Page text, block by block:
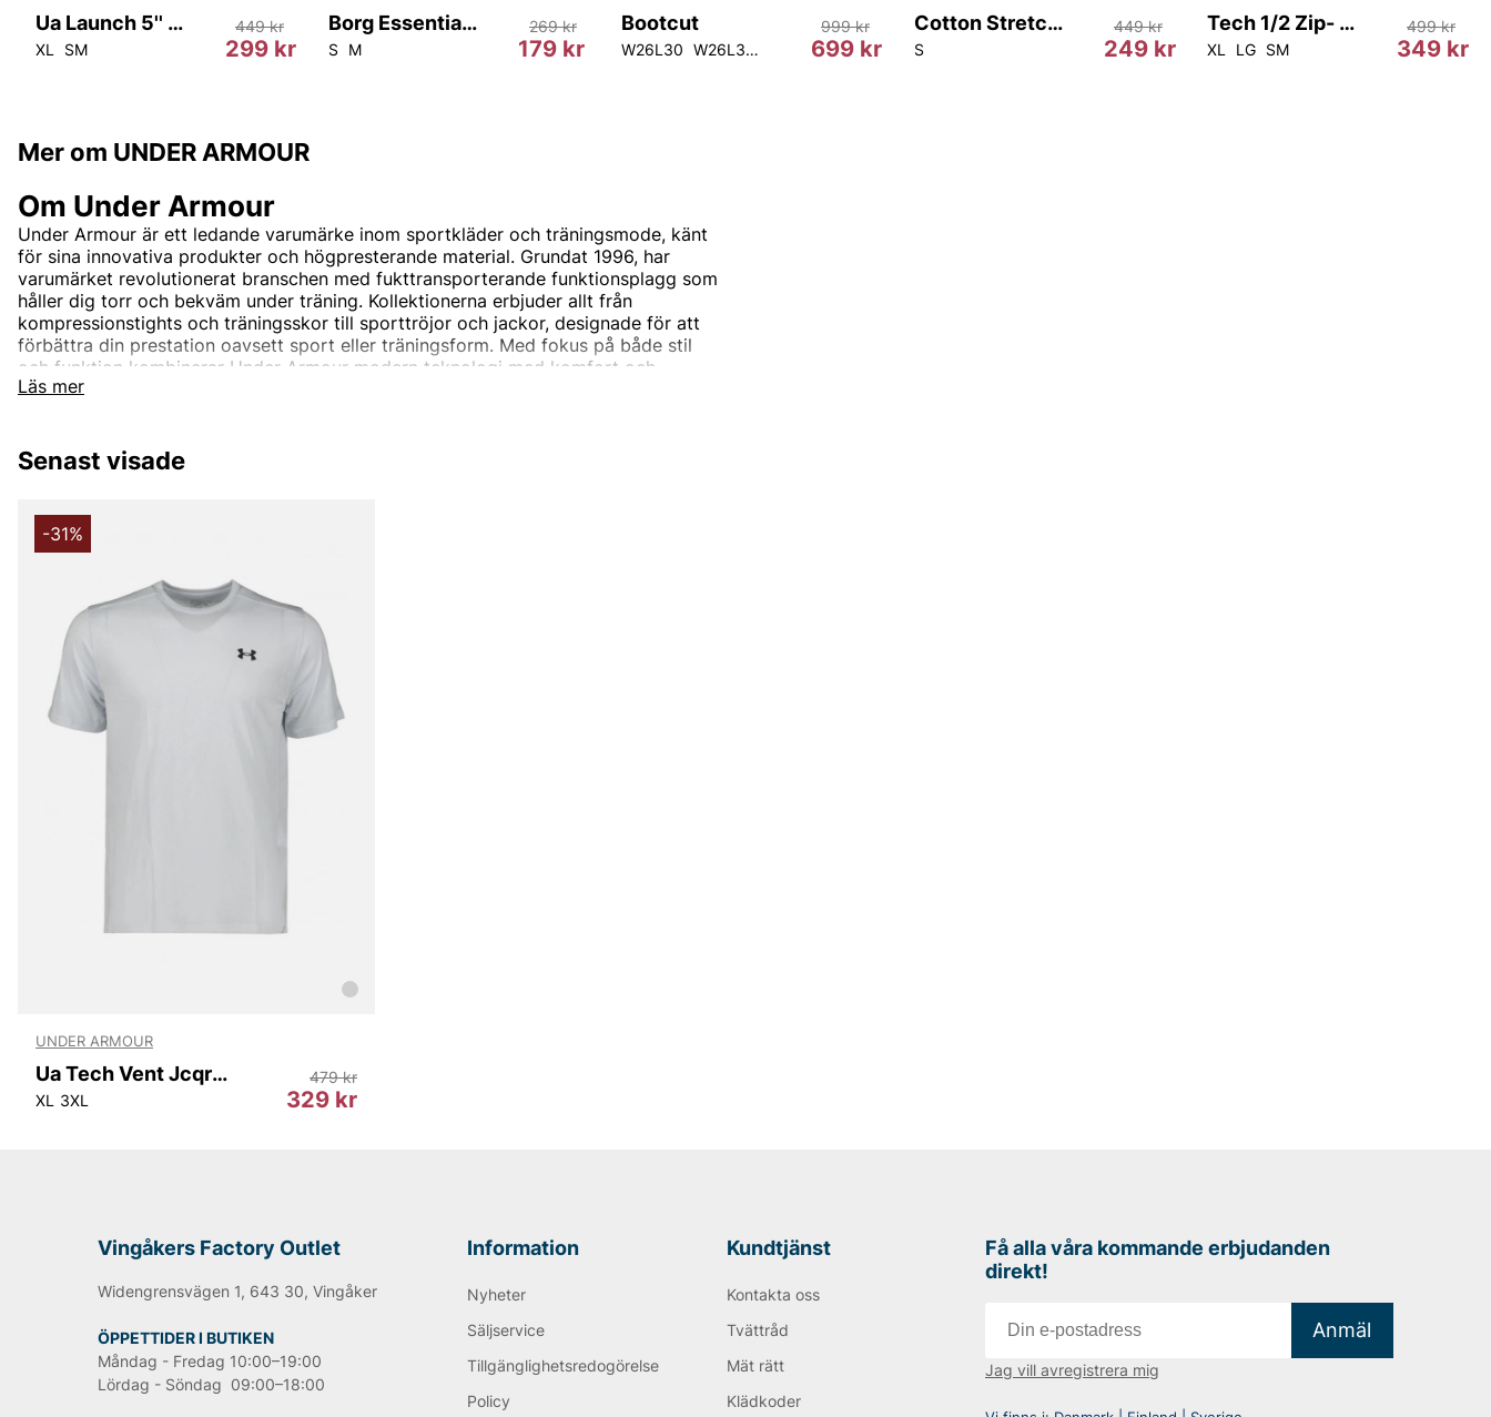
Ua Launch 5'' Shorts
XL SM 299 kr
449 kr Borg Essential 1 T-shirt
S M 179 kr
269 kr Bootcut
W26L30 W26L32 W27L32 W29L34
699 kr
999 kr Cotton Stretch Boxer 3P
S 249 kr
449 kr Tech 1/2 Zip- Twist
XL LG SM 349 kr
499 kr
Mer om UNDER ARMOUR
Läs mer
Om Under Armour
Under Armour är ett ledande varumärke inom sportkläder och träningsmode, känt
för sina innovativa produkter och högpresterande material. Grundat 1996, har
varumärket revolutionerat branschen med fukttransporterande funktionsplagg som
håller dig torr och bekväm under träning. Kollektionerna erbjuder allt från
kompressionstights och träningsskor till sporttröjor och jackor, designade för att
förbättra din prestation oavsett sport eller träningsform. Med fokus på både stil
och funktion kombinerar Under Armour modern teknologi med komfort och
hållbarhet. Oavsett om du tränar på gymmet, löper i spåret eller tävlar på hög nivå,
Senast visade
-31%
UNDER ARMOUR
Ua Tech Vent Jcqrd Ss
XL 3XL 329 kr
479 kr
Vingåkers Factory Outlet
Widengrensvägen 1, 643 30, Vingåker
ÖPPETTIDER I BUTIKEN
Måndag - Fredag 10:00–19:00
Lördag - Söndag 09:00–18:00
Information
Nyheter
Säljservice
Tillgänglighetsredogörelse
Policy
Kundtjänst
Kontakta oss
Tvättråd
Mät rätt
Klädkoder
Få alla våra kommande erbjudanden
direkt!
Anmäl
Jag vill avregistrera mig